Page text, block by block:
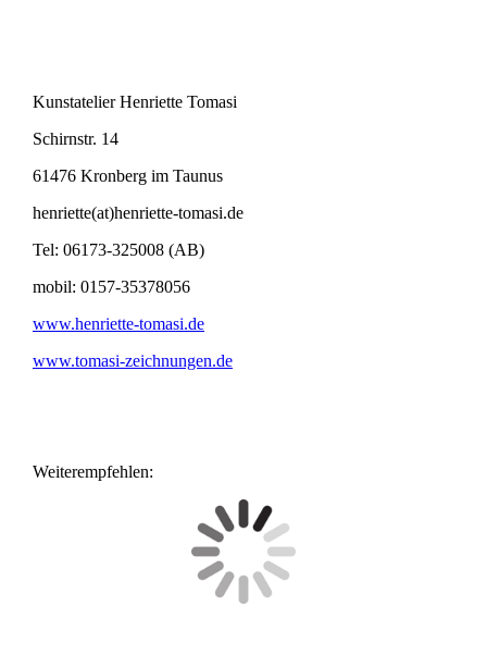
Kunstatelier Henriette Tomasi
Schirnstr. 14
61476 Kronberg im Taunus
henriette(at)henriette-tomasi.de
Tel: 06173-325008 (AB)
mobil: 0157-35378056
www.henriette-tomasi.de
www.tomasi-zeichnungen.de
Weiterempfehlen: